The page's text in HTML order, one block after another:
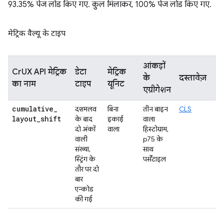
93.35% पेज लोड किए गए. कुल मिलाकर, 100% पेज लोड किए गए.
मेट्रिक वैल्यू के टाइप
CrUX API मेट्रिक
का नाम
डेटा
टाइप
मेट्रिक
यूनिट
आंकड़ों
के
एग्रीगेशन
दस्तावेज़
cumulative_
layout_shift
दशमलव
के बाद
दो अंकों
वाली
संख्या,
स्ट्रिंग के
तौर पर दो
बार
एन्कोड
की गई
बिना
इकाई
वाला
तीन बाइन
वाला
हिस्टोग्राम,
p75 के
साथ
पर्सेंटाइल
CLS